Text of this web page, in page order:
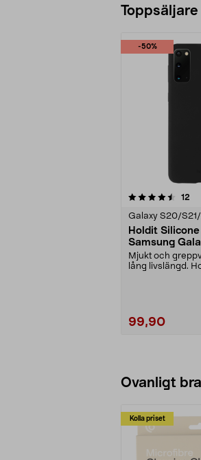
-50%
12
Galaxy S20/S21/
Holdit
Samsung
mobilskal
Mjukt och
lång livslängd.
99,90
Ovanligt
Kolla priset